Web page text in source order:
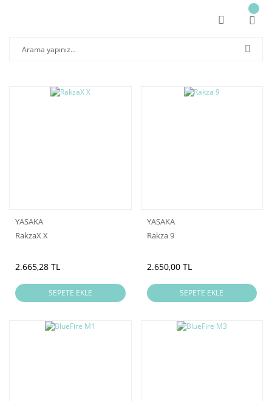
YASAKA
RakzaX X
2.665,28 TL
SEPETE EKLE
YASAKA
Rakza 9
2.650,00 TL
SEPETE EKLE